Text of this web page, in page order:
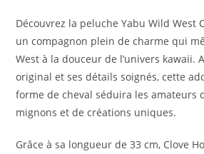
Découvrez la peluche Yabu Wild West
un compagnon plein de charme qui
West à la douceur de l’univers kawaii.
original et ses détails soignés, cette
forme de cheval séduira les amateurs
mignons et de créations uniques.
Grâce à sa longueur de 33 cm, Clove